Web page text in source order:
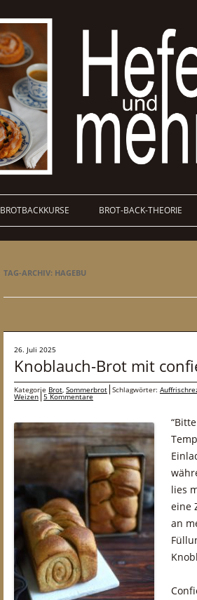
BROTBACKKURSE BROT-BACK-THEORIE
TAG-ARCHIV: HAGEBU
26. Juli 2025
Knoblauch-Brot mit
Kategorie Brot, Sommerbrot Schlagwörter:
Weizen 5 Kommentare
lies
eine
an